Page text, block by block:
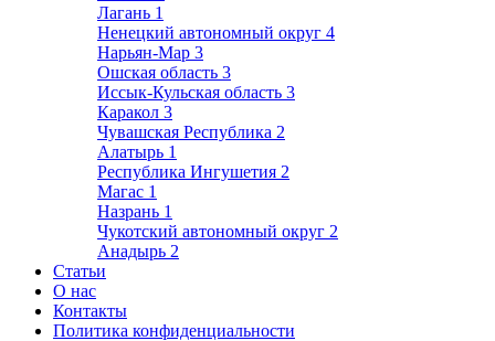
Лагань 1
Ненецкий автономный округ 4
Нарьян-Мар 3
Ошская область 3
Иссык-Кульская область 3
Каракол 3
Чувашская Республика 2
Алатырь 1
Республика Ингушетия 2
Магас 1
Назрань 1
Чукотский автономный округ 2
Анадырь 2
Статьи
О нас
Контакты
Политика конфиденциальности